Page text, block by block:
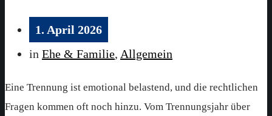
1. April 2026
in Ehe & Familie, Allgemein
Eine Trennung ist emotional belastend, und die rechtlichen
Fragen kommen oft noch hinzu. Vom Trennungsjahr über